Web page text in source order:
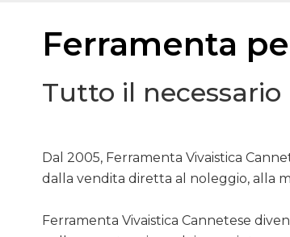
Ferramenta
Tutto il
Dal 2005, Ferramenta Vivaistica
dalla vendita diretta al noleggio, alla
Ferramenta Vivaistica Cannetese